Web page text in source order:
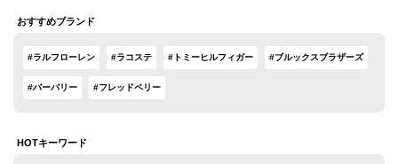
おすすめブランド
#ラルフローレン #ラコステ #トミーヒルフィガー #ブルックスブラザーズ
#バーバリー #フレッドペリー
HOTキーワード